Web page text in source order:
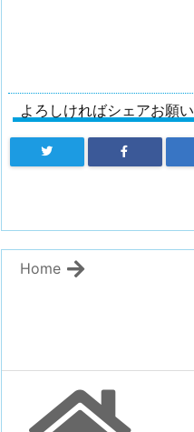
よろしければシェアお願
Home